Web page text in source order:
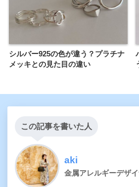
シルバー925の色が違う？プラチナ
メッキとの見た目の違い
この記事を書いた人
aki
金属アレルギーデザ